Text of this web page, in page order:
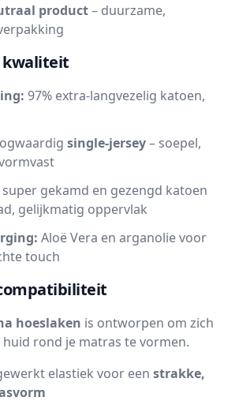
product– duurzame,
kwaliteit
97% extra-langvezelig katoen,
single-jersey– soepel,
super gekamd en gezengd katoen
gelijkmatig oppervlak
Aloë Vera en arganolie voor
touch
hoeslaken is ontworpen om zich
huid rond je matras te vormen.
elastiek voor een strakke,